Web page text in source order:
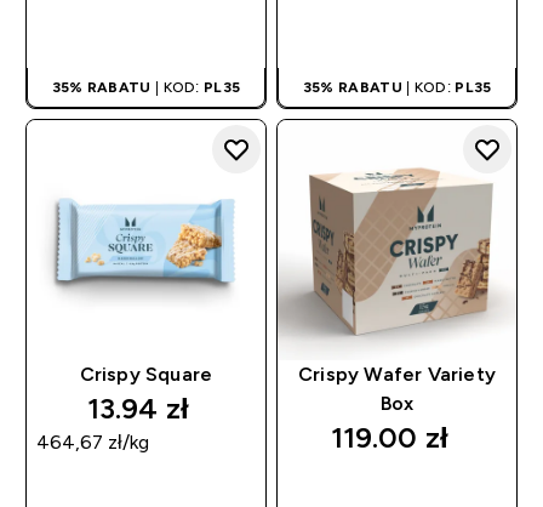
35% RABATU | KOD: PL35 35% RABATU | KOD: PL35
Crispy Square
13.94 zł‎
464,67 zł‎/kg
Crispy Wafer Variety
Box
119.00 zł‎